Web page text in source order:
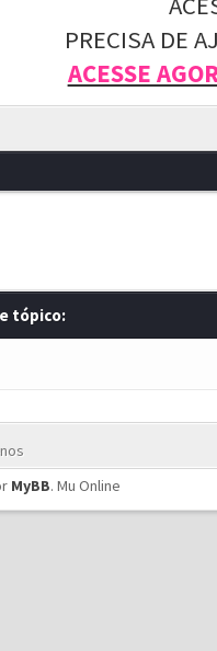
PRECISA DE
ACESSE
tópico:
MyBB. Mu Online